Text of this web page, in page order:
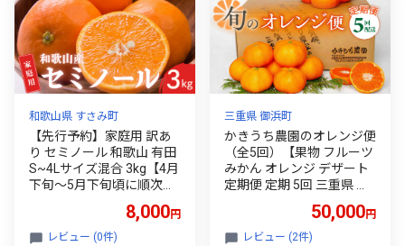
和歌山県 すさみ町
【先行予約】家庭用 訳あ
り セミノール 和歌山 有田
S~4Lサイズ混合 3kg【4月
下旬～5月下旬頃に順次発
物 くだもの 蜜柑 柑橘【kt
n025】
8,000円
レビュー (0件)
三重県 御浜町
かきうち農園のオレンジ便
（全5回）【果物 フルーツ
みかん オレンジ デザート
定期便 定期 5回 三重県 御
50,000円
レビュー (2件)